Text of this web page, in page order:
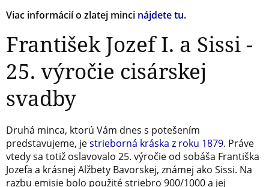
Viac informácií o zlatej minci nájdete tu.
František Jozef I. a Sissi -
25. výročie cisárskej
svadby
Druhá minca, ktorú Vám dnes s potešením
predstavujeme, jestrieborná kráska z roku 1879. Práve
vtedy sa totiž oslavovalo 25. výročie od sobáša Františka
Jozefa a krásnej Alžbety Bavorskej, známej ako Sissi. Na
razbu emisie bolo použité striebro 900/1000 a jej